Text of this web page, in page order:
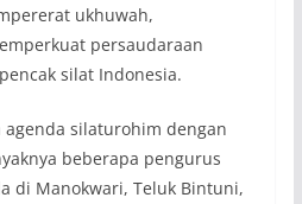
ukhuwah,
persaudaraan
silat Indonesia.
silaturohim dengan
beberapa pengurus
di Manokwari, Teluk Bintuni,